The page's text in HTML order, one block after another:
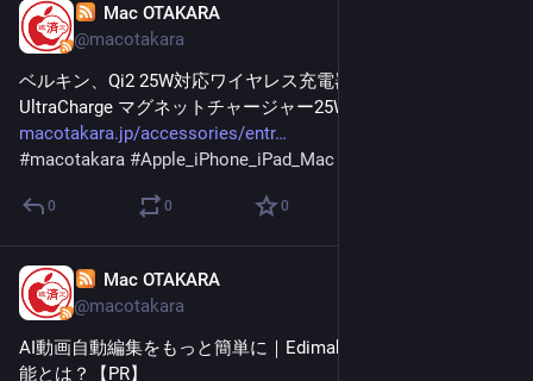
Mac OTAKARA
@macotakara
ベルキン、Qi2 25W対応ワイヤレス充電器「Belkin
UltraCharge マグネットチャージャー25W」を販売開始
macotakara.jp/accessories/entr
#macotakara #Apple_iPhone_iPad_Mac
0 0 0
Mac OTAKARA
@macotakara
AI動画自動編集をもっと簡単に｜Edimakorのスマート編集機
能とは？【PR】